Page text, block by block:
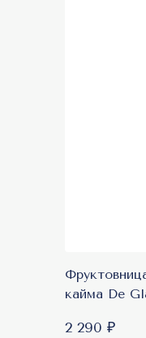
кайма De
2 290 ₽